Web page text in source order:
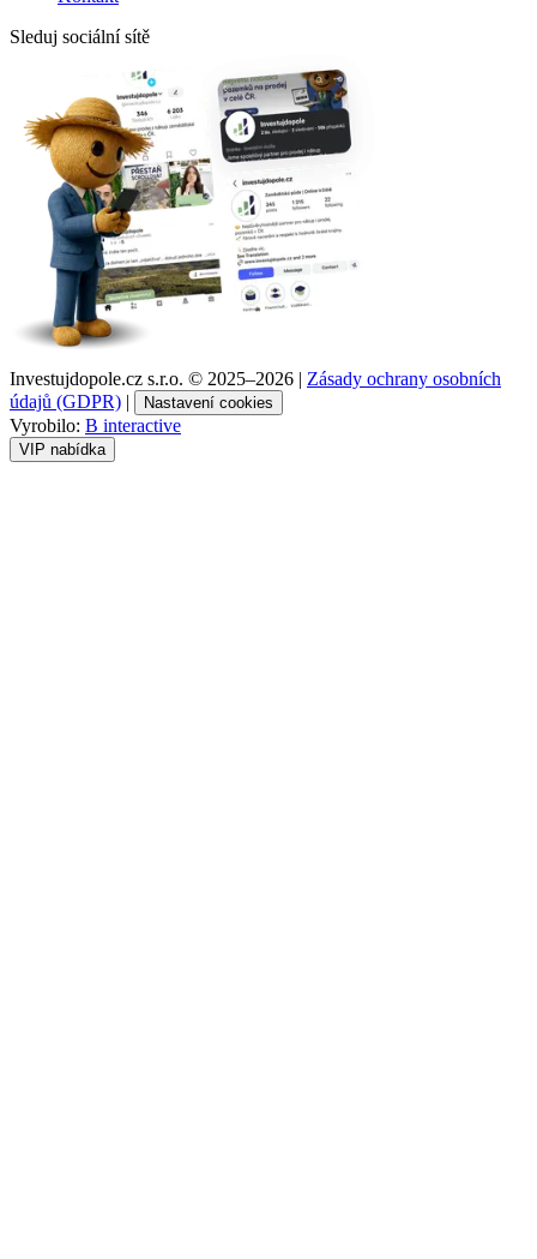
Sleduj sociální sítě
Investujdopole.cz s.r.o. © 2025–2026 | Zásady ochrany osobních
údajů (GDPR) | Nastavení cookies
Vyrobilo: B interactive
VIP nabídka